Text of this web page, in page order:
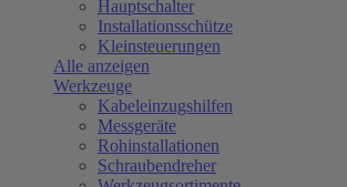
Hauptschalter
Installationsschütze
Kleinsteuerungen
Alle anzeigen
Werkzeuge
Kabeleinzugshilfen
Messgeräte
Rohinstallationen
Schraubendreher